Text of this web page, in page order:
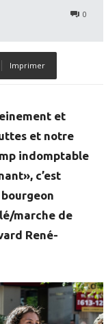
0
Imprimer
et
et notre
indomptable
c’est
marche de
René-